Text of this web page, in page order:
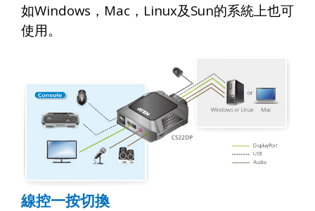
如Windows ， Mac ， Linux及Sun的系統上也可
使用。
線控一按切換